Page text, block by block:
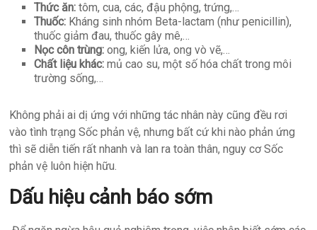
Thức ăn:tôm, cua, các, đậu phộng, trứng,…
Thuốc: Kháng sinh nhóm Beta-lactam (như penicillin),
thuốc giảm đau, thuốc gây mê,…
Nọc côn trùng: ong, kiến lửa, ong vò vẽ,…
Chất liệu khác: mủ cao su, một số hóa chất trong môi
trường sống,…
Không phải ai dị ứng với những tác nhân này cũng đều rơi
vào tình trạng Sốc phản vệ, nhưng bất cứ khi nào phản ứng
thì sẽ diễn tiến rất nhanh và lan ra toàn thân, nguy cơ Sốc
phản vệ luôn hiện hữu.
Dấu hiệu cảnh báo sớm